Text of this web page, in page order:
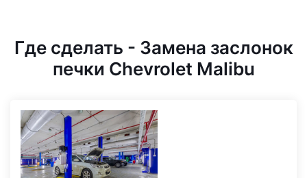
Где сделать - Замена заслонок
печки Chevrolet Malibu